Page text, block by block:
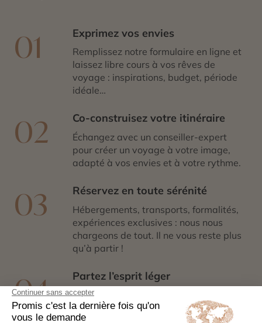
01 Exprimez vos envies
Remplissez notre formulaire en ligne et
laissez libre cours à vos rêves de
voyage : inspirations, budget, période
idéale…
02 Co-construisez votre itinéraire
Échangez avec un conseiller-expert
pour créer un voyage à votre image,
adapté à vos envies et à votre rythme.
03 Réservez en toute sérénité
Hébergements, transports, formalités,
expériences exclusives : nous nous
chargeons de tout. Il ne vous reste plus
qu’à partir !
04 Partez l’esprit léger
Votre carnet de voyage personnalisé
contient les informations essentielles.
Sur place, notre conciergerie reste